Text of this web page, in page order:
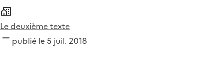
Le deuxième texte
publié le 5 juil. 2018